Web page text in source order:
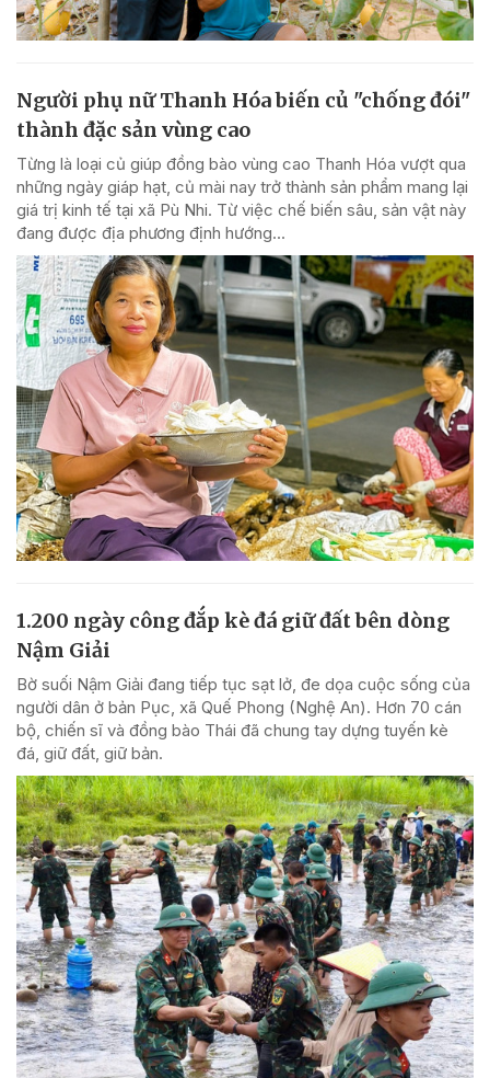
Người phụ nữ Thanh Hóa biến củ "chống đói"
thành đặc sản vùng cao
Từng là loại củ giúp đồng bào vùng cao Thanh Hóa vượt qua
những ngày giáp hạt, củ mài nay trở thành sản phẩm mang lại
giá trị kinh tế tại xã Pù Nhi. Từ việc chế biến sâu, sản vật này
đang được địa phương định hướng...
1.200 ngày công đắp kè đá giữ đất bên dòng
Nậm Giải
Bờ suối Nậm Giải đang tiếp tục sạt lở, đe dọa cuộc sống của
người dân ở bản Pục, xã Quế Phong (Nghệ An). Hơn 70 cán
bộ, chiến sĩ và đồng bào Thái đã chung tay dựng tuyến kè
đá, giữ đất, giữ bản.